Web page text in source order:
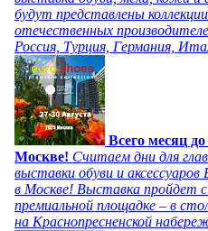
будут представлены
отечественных
Россия, Турция, Германия,
Всего месяц
Москве! Считаем дни для
выставки обуви и
в Москве! Выставка пройдет
премиальной площадке – в
на Краснопресненской